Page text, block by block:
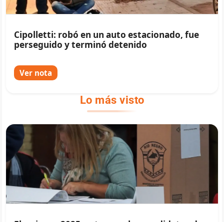
Cipolletti: robó en un auto estacionado, fue
perseguido y terminó detenido
Ver nota
Lo más visto